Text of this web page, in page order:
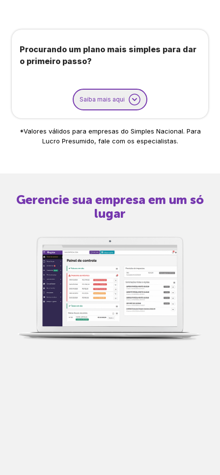
Procurando um plano mais simples para dar
o primeiro passo?
Saiba mais aqui
*Valores válidos para empresas do Simples Nacional. Para
Lucro Presumido, fale com os especialistas.
Gerencie sua empresa em um só
lugar